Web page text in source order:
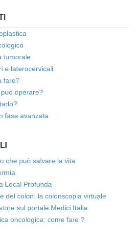
tumorale
e laterocervicali
fare?
operare?
fase avanzata
che può salvare la vita
Local Profunda
del colon: la colonscopia virtuale
sul portale Medici Italia
oncologica: come fare ?